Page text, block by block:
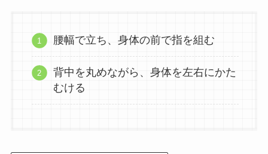
腰幅で立ち、身体の前で指を組む
背中を丸めながら、身体を左右にかた
むける